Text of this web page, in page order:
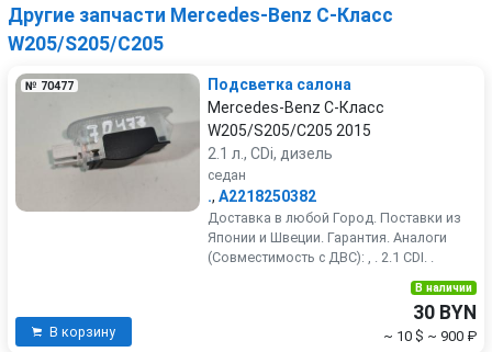
Другие запчасти Mercedes-Benz C-Класс
W205/S205/C205
№ 70477
Подсветка салона
Mercedes-Benz C-Класс
W205/S205/C205 2015
2.1 л., CDi, дизель
седан
., A2218250382
Доставка в любой Город. Поставки из
Японии и Швеции. Гарантия. Аналоги
(Совместимость с ДВС): , . 2.1 CDI. .
В корзину
В наличии
30 BYN
~ 10 $ ~ 900 ₽